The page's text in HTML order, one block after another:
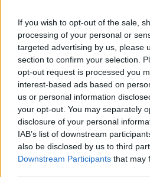
If you wish to opt-out of the sale,
processing of your personal or
targeted advertising by us, please
section to confirm your selection.
opt-out request is processed you
interest-based ads based on
us or personal information
your opt-out. You may separately
disclosure of your personal
IAB’s list of downstream
also be disclosed by us to third
Downstream Participants that may
Deseu el meu nom, el correu
aquest navegador per a la